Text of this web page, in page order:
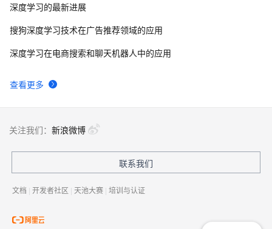
查看更多
深度学习的最新进展
搜狗深度学习技术在广告推荐领域的应用
深度学习在电商搜索和聊天机器人中的应用
关注我们： 新浪微博
联系我们
文档 | 开发者社区 | 天池大赛 | 培训与认证